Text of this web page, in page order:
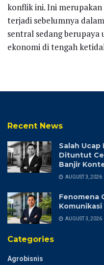
konflik ini. Ini
terjadi sebelumnya
sentral sedang
ekonomi di tengah
Recent News
Salah Ucap
Dituntut
Banjir
AUGUST 3, 2026
Fenomena
AUGUST 3, 2026
Categories
Agrobisnis